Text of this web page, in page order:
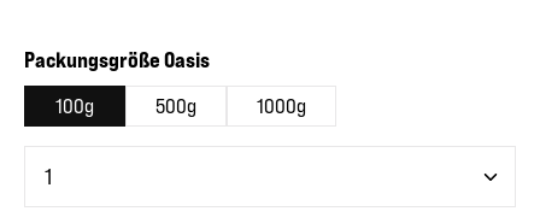
Packungsgröße Oasisauswählen
100g 500g 1000g